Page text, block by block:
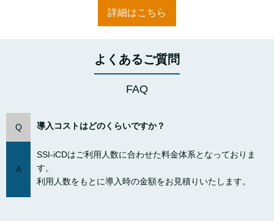
詳細はこちら
よくあるご質問
FAQ
Q 導入コストはどのくらいですか？
A
SSI-iCDはご利用人数に合わせた料金体系となっておりま
す。
利用人数をもとに導入時の金額をお見積りいたします。